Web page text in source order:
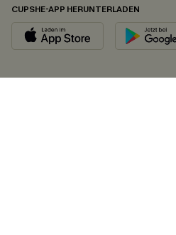
CUPSHE-APP HERUNTERLADEN